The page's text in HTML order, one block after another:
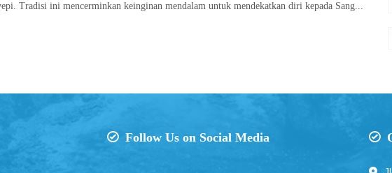
Tradisi ini mencerminkan keinginan mendalam untuk mendekatkan diri kepada Sang...
Follow Us on Social Media